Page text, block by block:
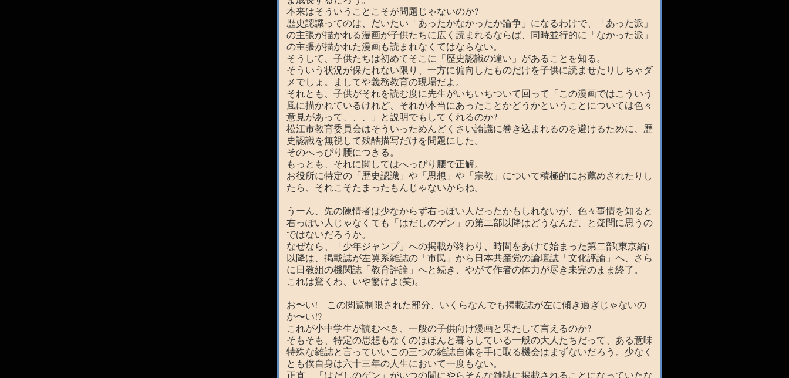
本来はそういうことこそが問題じゃないのか?
歴史認識ってのは、だいたい「あったかなかったか論争」になるわけで、「あった派」
の主張が描かれる漫画が子供たちに広く読まれるならば、同時並行的に「なかった派」
の主張が描かれた漫画も読まれなくてはならない。
そうして、子供たちは初めてそこに「歴史認識の違い」があることを知る。
そういう状況が保たれない限り、一方に偏向したものだけを子供に読ませたりしちゃダ
メでしょ。ましてや義務教育の現場だよ。
それとも、子供がそれを読む度に先生がいちいちついて回って「この漫画ではこういう
風に描かれているけれど、それが本当にあったことかどうかということについては色々
意見があって、、、」と説明でもしてくれるのか?
松江市教育委員会はそういっためんどくさい論議に巻き込まれるのを避けるために、歴
史認識を無視して残酷描写だけを問題にした。
そのへっぴり腰につきる。
もっとも、それに関してはへっぴり腰で正解。
お役所に特定の「歴史認識」や「思想」や「宗教」について積極的にお薦めされたりし
たら、それこそたまったもんじゃないからね。
うーん、先の陳情者は少なからず右っぽい人だったかもしれないが、色々事情を知ると
右っぽい人じゃなくても「はだしのゲン」の第二部以降はどうなんだ、と疑問に思うの
ではないだろうか。
なぜなら、「少年ジャンプ」への掲載が終わり、時間をあけて始まった第二部(東京編)
以降は、掲載誌が左翼系雑誌の「市民」から日本共産党の論壇誌「文化評論」へ、さら
に日教組の機関誌「教育評論」へと続き、やがて作者の体力が尽き未完のまま終了。
これは驚くわ、いや驚けよ(笑)。
お〜い! この閲覧制限された部分、いくらなんでも掲載誌が左に傾き過ぎじゃないの
か〜い!?
これが小中学生が読むべき、一般の子供向け漫画と果たして言えるのか?
そもそも、特定の思想もなくのほほんと暮らしている一般の大人たちだって、ある意味
特殊な雑誌と言っていいこの三つの雑誌自体を手に取る機会はまずないだろう。少なく
とも僕自身は六十三年の人生において一度もない。
正直、「はだしのゲン」がいつの間にやらそんな雑誌に掲載されることになっていたな